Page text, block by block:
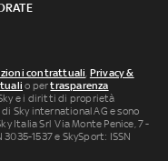
contrattuali, Privacy &
o pertrasparenza
e i diritti di proprietà
Sky international AG e sono
Italia Srl Via Monte Penice, 7 -
1537 e SkySport: ISSN